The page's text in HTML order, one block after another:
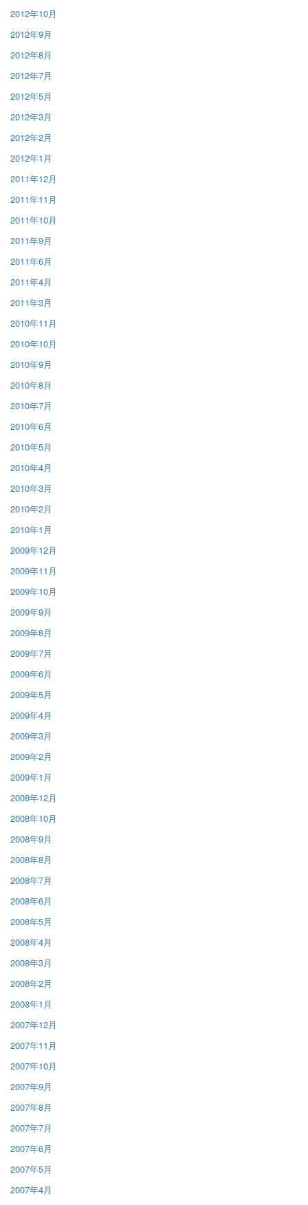
2012年10月
2012年9月
2012年8月
2012年7月
2012年5月
2012年3月
2012年2月
2012年1月
2011年12月
2011年11月
2011年10月
2011年9月
2011年6月
2011年4月
2011年3月
2010年11月
2010年10月
2010年9月
2010年8月
2010年7月
2010年6月
2010年5月
2010年4月
2010年3月
2010年2月
2010年1月
2009年12月
2009年11月
2009年10月
2009年9月
2009年8月
2009年7月
2009年6月
2009年5月
2009年4月
2009年3月
2009年2月
2009年1月
2008年12月
2008年10月
2008年9月
2008年8月
2008年7月
2008年6月
2008年5月
2008年4月
2008年3月
2008年2月
2008年1月
2007年12月
2007年11月
2007年10月
2007年9月
2007年8月
2007年7月
2007年6月
2007年5月
2007年4月